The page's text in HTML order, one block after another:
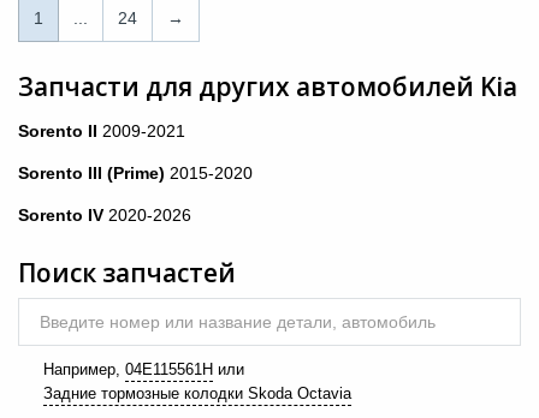
11 24 →
Запчасти для других автомобилей Kia
Sorento II 2009-2021
Sorento III (Prime) 2015-2020
Sorento IV 2020-2026
Поиск запчастей
Введите номер или название детали, автомобиль
Например, 04E115561H или
Задние тормозные колодки Skoda Octavia